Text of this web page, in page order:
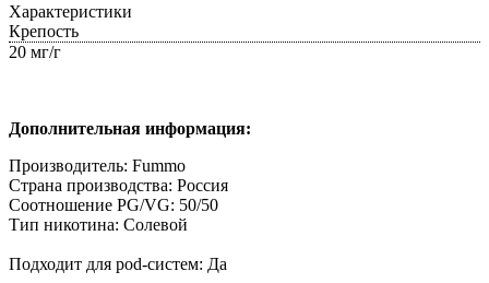
Характеристики
Крепость
20 мг/г
Дополнительная информация:
Производитель: Fummo
Страна производства: Россия
Соотношение PG/VG: 50/50
Тип никотина: Солевой
Подходит для pod-систем: Да